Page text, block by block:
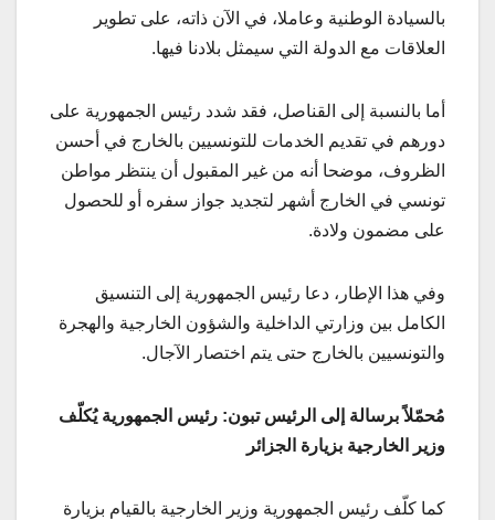
بالسيادة الوطنية وعاملا، في الآن ذاته، على تطوير
العلاقات مع الدولة التي سيمثل بلادنا فيها.
أما بالنسبة إلى القناصل، فقد شدد رئيس الجمهورية على
دورهم في تقديم الخدمات للتونسيين بالخارج في أحسن
الظروف، موضحا أنه من غير المقبول أن ينتظر مواطن
تونسي في الخارج أشهر لتجديد جواز سفره أو للحصول
على مضمون ولادة.
وفي هذا الإطار، دعا رئيس الجمهورية إلى التنسيق
الكامل بين وزارتي الداخلية والشؤون الخارجية والهجرة
والتونسيين بالخارج حتى يتم اختصار الآجال.
مُحمّلاً برسالة إلى الرئيس تبون: رئيس الجمهورية يُكلّف
وزير الخارجية بزيارة الجزائر
كما كلّف رئيس الجمهورية وزير الخارجية بالقيام بزيارة